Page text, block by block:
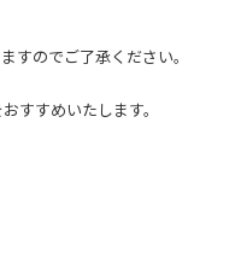
のでご了承ください。
すすめいたします。